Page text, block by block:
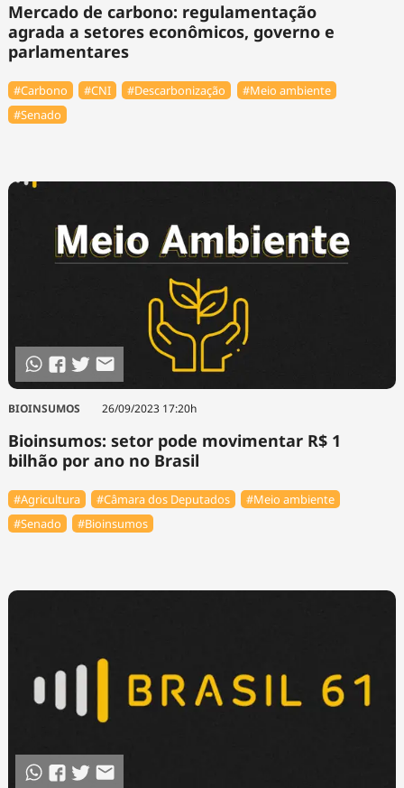
Mercado de carbono: regulamentação
agrada a setores econômicos, governo e
parlamentares
#Carbono #CNI #Descarbonização
#Meio ambiente
#Senado
BIOINSUMOS 26/09/2023 17:20h
Bioinsumos: setor pode movimentar R$ 1
bilhão por ano no Brasil
#Agricultura #Câmara dos Deputados
#Meio ambiente
#Senado
#Bioinsumos